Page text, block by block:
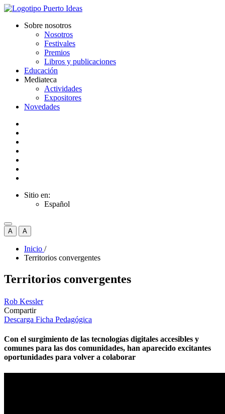
Sobre nosotros
Nosotros
Festivales
Premios
Libros y publicaciones
Educación
Mediateca
Actividades
Expositores
Novedades
Sitio en:
Español
A A
Inicio /
Territorios convergentes
Territorios convergentes
Rob Kessler
Compartir
Descarga Ficha Pedagógica
Con el surgimiento de las tecnologías digitales accesibles y
comunes para las dos comunidades, han aparecido excitantes
oportunidades para volver a colaborar